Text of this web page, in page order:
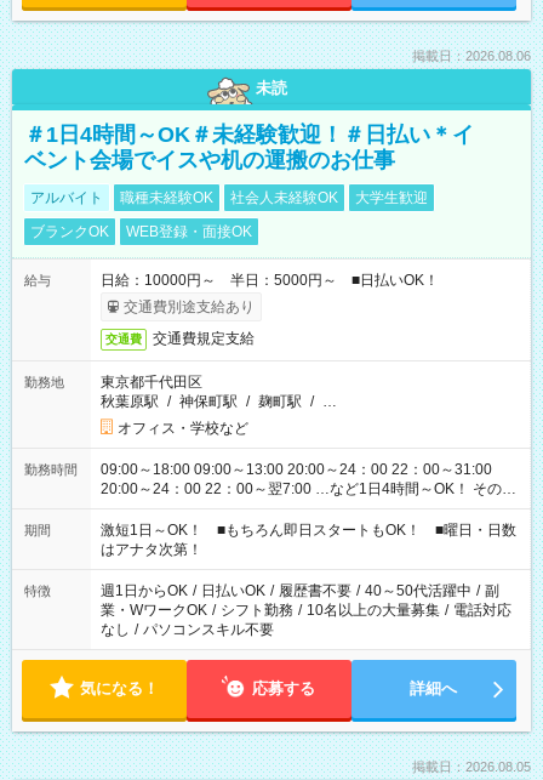
掲載日：2026.08.06
未読
＃1日4時間～OK＃未経験歓迎！＃日払い＊イ
ベント会場でイスや机の運搬のお仕事
アルバイト 職種未経験OK 社会人未経験OK
大学生歓迎
ブランクOK
WEB登録・面接OK
給与
日給：10000円～ 半日：5000円～ ■日払いOK！
交通費別途支給あり
交通費 交通費規定支給
勤務地
東京都千代田区
秋葉原駅 / 神保町駅 / 麹町駅 / …
オフィス・学校など
勤務時間
09:00～18:00 09:00～13:00 20:00～24：00 22：00～31:00
20:00～24：00 22：00～翌7:00 …など1日4時間～OK！ その他
シフトもございます！ お気軽にご相談ください！
期間
激短1日～OK！ ■もちろん即日スタートもOK！ ■曜日・日数
はアナタ次第！
特徴 週1日からOK / 日払いOK / 履歴書不要 / 40～50代活躍中 / 副
業・WワークOK / シフト勤務 / 10名以上の大量募集 / 電話対応
なし / パソコンスキル不要
気になる！ 応募する 詳細へ
掲載日：2026.08.05